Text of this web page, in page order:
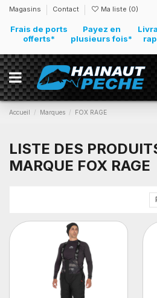
Magasins Contact Ma liste (0)
Frais de ports
offerts*
Payez en
plusieurs fois*
Accueil Marques FOX RAGE
LISTE DES
MARQUE FOX RAGE